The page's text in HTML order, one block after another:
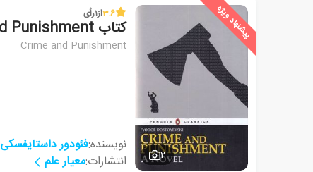
پیشنهاد ویژه
2
3.6از1رأی
کتاب Crime and Punishment
Crime and Punishment
نویسنده:فئودور داستایفسکی
انتشارات:معیار علم